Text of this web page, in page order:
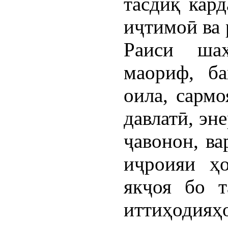
иҷтимоӣ ва
Раиси
маориф,
оила,
давлатӣ,
ҷавонон,
иҷроияи
якҷоя бо